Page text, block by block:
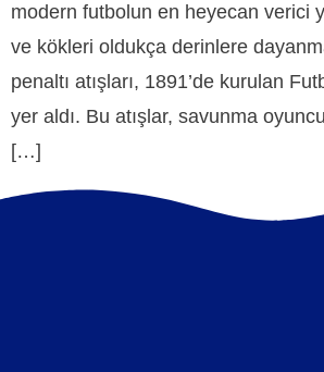
modern futbolun en heyecan verici
ve kökleri oldukça derinlere
penaltı atışları, 1891’de kurulan
yer aldı. Bu atışlar, savunma
[…]